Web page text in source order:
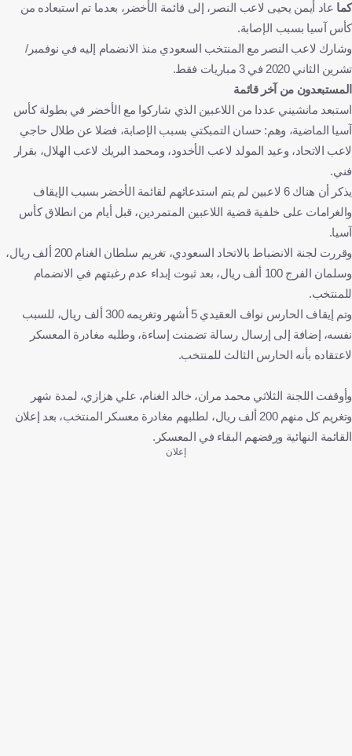
كما عاد أيمن يحيى لاعب النصر، إلى قائمة الأخضر، بعدما تم استبعاده من
كأس آسيا بسبب الإصابة.
وشارك لاعب النصر مع المنتخب السعودي منذ الانضمام إليه في نوفمبر/
تشرين الثاني 2020 في 3 مباريات فقط.
المستبعدون من آخر قائمة
استبعد مانشيني عددا من اللاعبين الذي شاركوا مع الأخضر في بطولة كأس
آسيا الماضية، وهم: حسان التمبكتي بسبب الإصابة، فضلا عن طلال حاجي
لاعب الاتحاد، وعيد المولد لاعب الأخدود، ومحمد البريك لاعب الهلال، بقرار
فني.
يذكر أن هناك 6 لاعبين لم يتم استدعائهم لقائمة الأخضر بسبب الإيقاف
والغرامات على خلفية قضية اللاعبين المتمردين، قبل أيام من انطلاق كأس
آسيا.
وقررت لجنة الانضباط بالاتحاد السعودي، تغريم سلطان الغنام 200 ألف ريال،
وسلمان الفرج 100 ألف ريال، بعد ثبوت إبداء عدم رغبتهم في الانضمام
للمنتخب.
وتم إيقاف الحارس نواف العقيدي 5 أشهر وتغريمه 300 ألف ريال، للسبب
نفسه، إضافة إلى إرسال رسالة تضمنت إساءة، وطلبه مغادرة المعسكر
لاعتقاده بأنه الحارس الثالث للمنتخب.
وأوقفت اللجنة الثلاثي محمد مران، خالد الغنام، علي هزازي، لمدة شهر
وتغريم كل منهم 200 ألف ريال، لطلبهم مغادرة معسكر المنتخب، بعد إعلان
القائمة النهائية ورفضهم البقاء في المعسكر.
إعلان